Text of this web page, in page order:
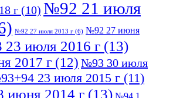
г (10) №92 21 июля
№92 27 июля 2013 г (6) №92 27 июня
июля 2016 г (13)
2017 г (12) №93 30 июля
23 июля 2015 г (11)
июня 2014 г (13)